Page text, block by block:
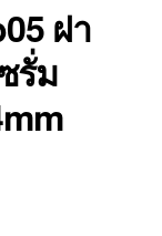
ฝา
รั่ม